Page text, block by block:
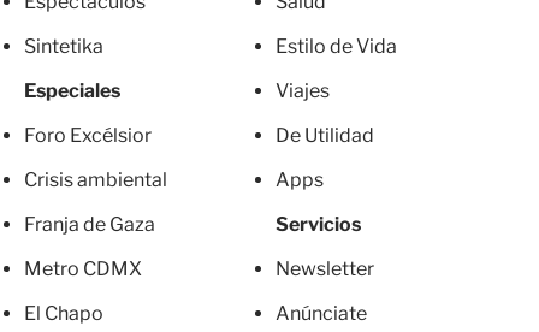
Sintetika
Especiales
Foro Excélsior
Crisis ambiental
Franja de Gaza
Metro CDMX
El Chapo
Estilo de Vida
Viajes
De Utilidad
Apps
Servicios
Newsletter
Anúnciate